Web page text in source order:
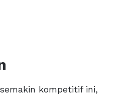
kompetitif ini,